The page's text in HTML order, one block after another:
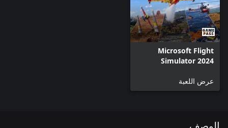
Microsoft Flight
Simulator 2024
عرض اللعبة